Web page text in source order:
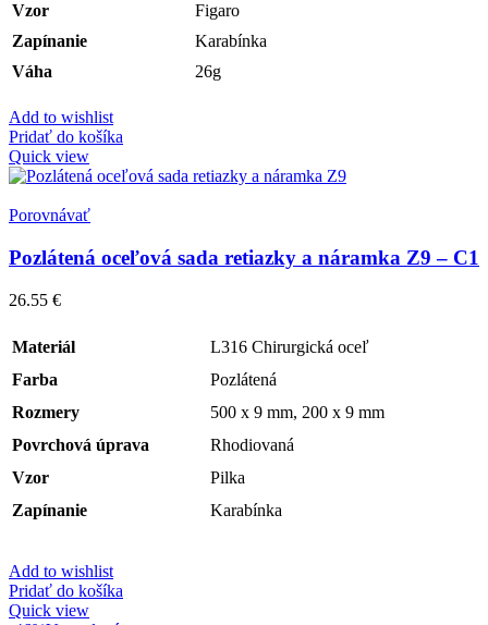
Vzor
Figaro
Zapínanie
Karabínka
Váha
26g
Add to wishlist
Pridať do košíka
Quick view
Porovnávať
Pozlátená oceľová sada retiazky a náramka Z9 – C1
26.55 €
Materiál
L316 Chirurgická oceľ
Farba
Pozlátená
Rozmery
500 x 9 mm, 200 x 9 mm
Povrchová úprava
Rhodiovaná
Vzor
Pilka
Zapínanie
Karabínka
Add to wishlist
Pridať do košíka
Quick view